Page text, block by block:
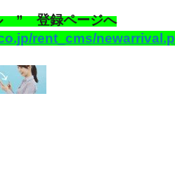
” 登録ページへ
rent_cms/